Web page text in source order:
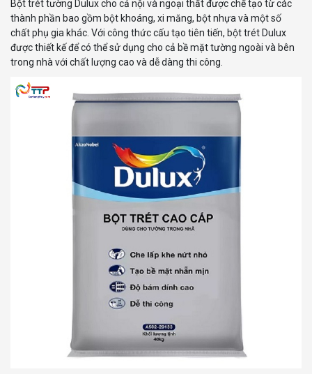
Bột trét tường Dulux cho cả nội và ngoại thất được chế tạo từ các
thành phần bao gồm bột khoáng, xi măng, bột nhựa và một số
chất phụ gia khác. Với công thức cấu tạo tiên tiến, bột trét Dulux
được thiết kế để có thể sử dụng cho cả bề mặt tường ngoài và bên
trong nhà với chất lượng cao và dễ dàng thi công.